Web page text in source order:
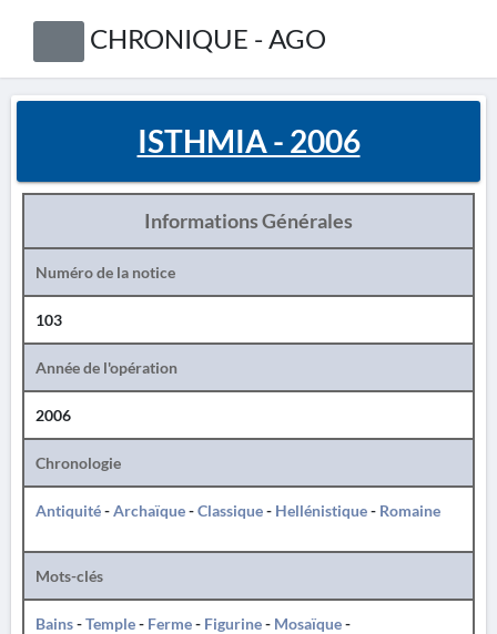
CHRONIQUE - AGO
ISTHMIA - 2006
Informations Générales
Numéro de la notice
103
Année de l'opération
2006
Chronologie
Antiquité-Archaïque-Classique- Hellénistique- Romaine
Mots-clés
Bains-Temple- Ferme- Figurine- Mosaïque-